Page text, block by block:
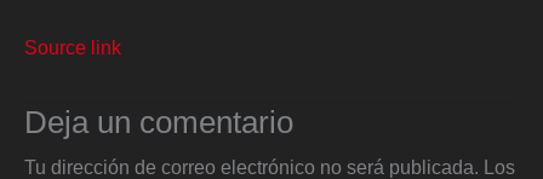
Source link
Deja un comentario
Tu dirección de correo electrónico no será publicada. Los